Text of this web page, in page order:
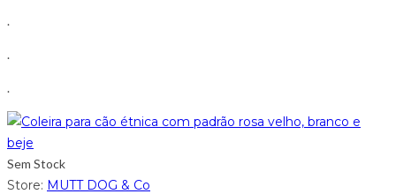
.
.
.
Sem Stock
Store: MUTT DOG & Co